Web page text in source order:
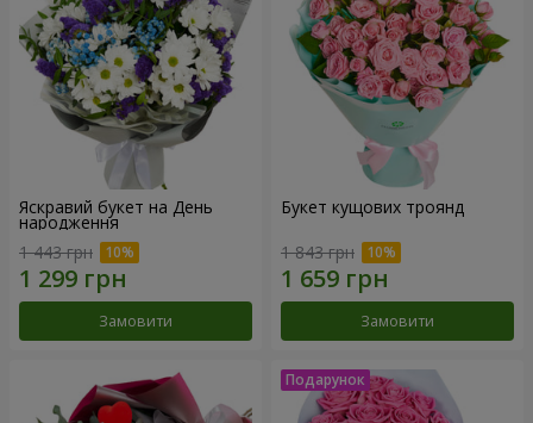
Яскравий букет на День
народження
1 443 грн
Замовити
Букет кущових троянд
1 843 грн
Замовити